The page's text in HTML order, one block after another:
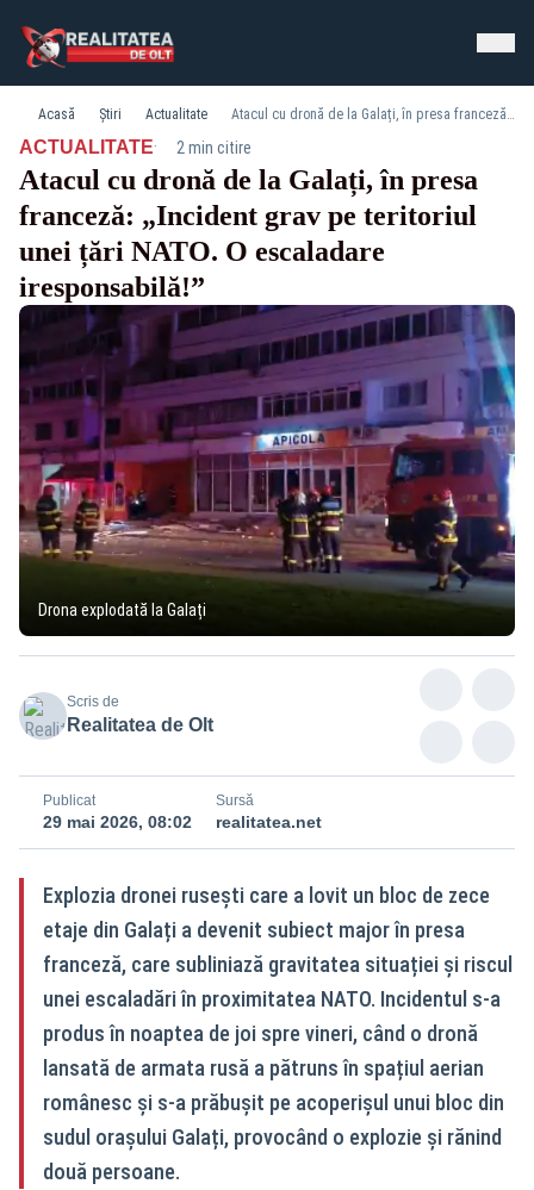
Acasă Știri Actualitate Atacul cu dronă de la Galați, în presa franceză: „Incident grav pe teritoriul unei țări NATO. O escaladare iresponsabilă!”
ACTUALITATE· 2 min citire
Atacul cu dronă de la Galați, în presa
franceză: „Incident grav pe teritoriul
unei țări NATO. O escaladare
iresponsabilă!”
Drona explodată la Galați
Scris de
Realitatea de Olt
Publicat
29 mai 2026, 08:02
Sursă
realitatea.net
Explozia dronei rusești care a lovit un bloc de zece
etaje din Galați a devenit subiect major în presa
franceză, care subliniază gravitatea situației și riscul
unei escaladări în proximitatea NATO. Incidentul s‑a
produs în noaptea de joi spre vineri, când o dronă
lansată de armata rusă a pătruns în spațiul aerian
românesc și s‑a prăbușit pe acoperișul unui bloc din
sudul orașului Galați, provocând o explozie și rănind
două persoane.